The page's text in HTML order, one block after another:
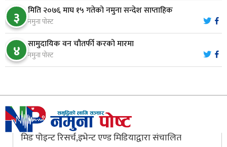
९ नारायणघाट–बुटवल सडकमा ‘क्यानोपी ब्रिज’ निर्माण
१०
मौलाकालिकाको १८८२ खुड्किला : आस्था र आरोग्यको‘
३ मिति २०७६ माघ १५ गतेको नमुना सन्देश साप्ताहिक
नमुना पोस्ट
४ सामुदायिक वन चौतर्फी करको मारमा
नमुना पोस्ट
मिड पोइन्ट रिसर्च,इभेन्ट एण्ड मिडियाद्वारा संचालित